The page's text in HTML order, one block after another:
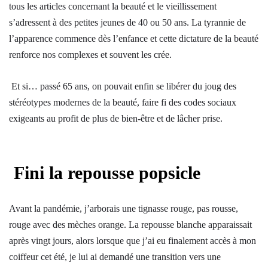
tous les articles concernant la beauté et le vieillissement
s’adressent à des petites jeunes de 40 ou 50 ans. La tyrannie de
l’apparence commence dès l’enfance et cette dictature de la beauté
renforce nos complexes et souvent les crée.
Et si… passé 65 ans, on pouvait enfin se libérer du joug des
stéréotypes modernes de la beauté, faire fi des codes sociaux
exigeants au profit de plus de bien-être et de lâcher prise.
Fini la repousse popsicle
Avant la pandémie, j’arborais une tignasse rouge, pas rousse,
rouge avec des mèches orange. La repousse blanche apparaissait
après vingt jours, alors lorsque que j’ai eu finalement accès à mon
coiffeur cet été, je lui ai demandé une transition vers une